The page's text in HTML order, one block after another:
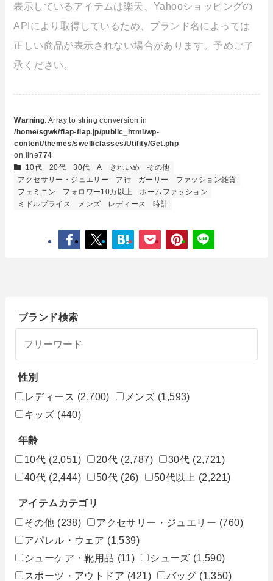
表示しているアイテムは楽天、Yahooショッピングの
APIにより取得しているため、ブランド名によっては
正しい商品が表示されない場合があります。予めご了
承ください。
Warning: Array to string conversion in
/home/sgwk/flap-flap.jp/public_html/wp-
content/themes/swell/classes/Utility/Get.php
on line774
10代
20代 30代 A きれいめ
その他
アクセサリー・ジュエリー
ア行 ガーリー
ファッション雑貨
フェミニン
フォロワー10万以上
ホームファッション
ミドルプライス
メンズ レディース 時計
ブランド検索
性別
レディース (2,700) メンズ (1,593)
キッズ (440)
年齢
10代 (2,051) 20代 (2,787) 30代 (2,721)
40代 (2,444) 50代 (26) 50代以上 (2,221)
アイテムカテゴリ
その他 (238) アクセサリー・ジュエリー (760)
アパレル・ウェア (1,539)
シューケア・靴用品 (11) シューズ (1,590)
スポーツ・アウトドア (421) バッグ (1,350)